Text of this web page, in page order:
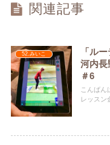
関連記事
52.みいこ
「ル
河内長
＃6
こんば
レッスン